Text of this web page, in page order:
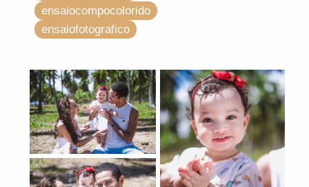
ensaiocompocolorido
ensaiofotografico